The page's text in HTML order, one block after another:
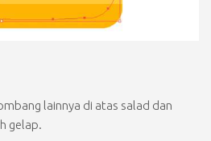
lainnya di atas salad dan
gelap.